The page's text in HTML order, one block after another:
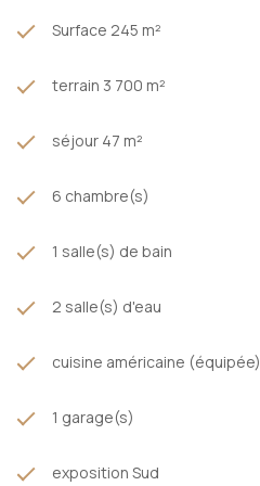
822 033 866).
Surface 245 m²
terrain 3 700 m²
séjour 47 m²
6 chambre(s)
1 salle(s) de bain
2 salle(s) d'eau
cuisine américaine (équipée)
1 garage(s)
exposition Sud